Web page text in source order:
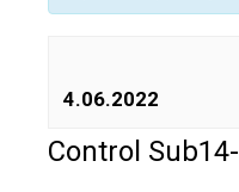
4.06.2022
Control